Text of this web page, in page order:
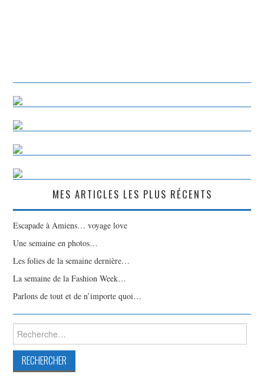
MES ARTICLES LES PLUS RÉCENTS
Escapade à Amiens… voyage love
Une semaine en photos…
Les folies de la semaine dernière…
La semaine de la Fashion Week…
Parlons de tout et de n’importe quoi…